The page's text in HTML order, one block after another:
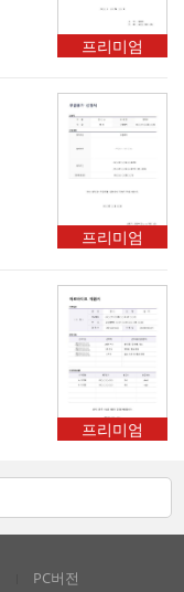
프리미엄
프리미엄
프리미엄
PC버전